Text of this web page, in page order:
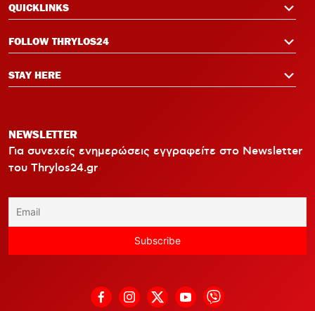
QUICKLINKS
FOLLOW THRYLOS24
STAY HERE
NEWSLETTER
Για συνεχείς ενημερώσεις εγγραφείτε στο Newsletter
του Thrylos24.gr